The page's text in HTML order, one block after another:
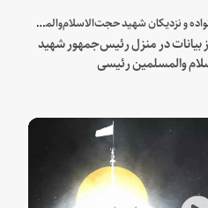
در جمع خانواده و نزدیکان شهید حجت‌الاسلام‌والمسلمین رئیسی:
بیانات در منزل رئیس‌جمهور شهید
والمسلمین رئیسی